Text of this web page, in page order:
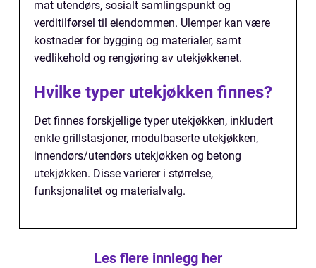
mat utendørs, sosialt samlingspunkt og
verditilførsel til eiendommen. Ulemper kan være
kostnader for bygging og materialer, samt
vedlikehold og rengjøring av utekjøkkenet.
Hvilke typer utekjøkken finnes?
Det finnes forskjellige typer utekjøkken, inkludert
enkle grillstasjoner, modulbaserte utekjøkken,
innendørs/utendørs utekjøkken og betong
utekjøkken. Disse varierer i størrelse,
funksjonalitet og materialvalg.
Les flere innlegg her